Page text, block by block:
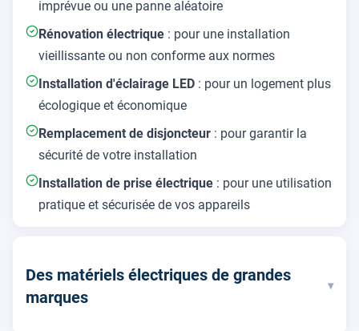
imprévue ou une panne aléatoire
Rénovation électrique : pour une installation
vieillissante ou non conforme aux normes
Installation d'éclairage LED : pour un logement plus
écologique et économique
Remplacement de disjoncteur : pour garantir la
sécurité de votre installation
Installation de prise électrique : pour une utilisation
pratique et sécurisée de vos appareils
Des matériels électriques de grandes
marques
▾